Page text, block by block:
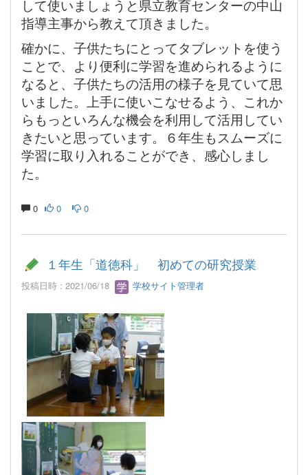
して使いましょうと県立教育センターの中山
指導主事から教えて頂きました。
確かに、子供たちにとってタブレットを使う
ことで、より便利に学習を進められるように
なると、子供たちの活用の様子を見ていて思
いました。上手に使いこなせるよう、これか
らもっといろんな機会を利用して活用してい
きたいと思っています。６年生もスムーズに
学習に取り入れることができ、感心しまし
た。
0 0 0
１年生「道徳科」 初めての研究授業
投稿日時 : 2021/06/18 学校サイト管理者